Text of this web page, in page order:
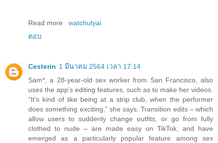
Read more watchutyai
ตอบ
Cesterin 1 มีนาคม 2564 เวลา 17:14
Sam*, a 28-year-old sex worker from San Francisco, also
uses the app’s editing features, such as to make her videos.
“It’s kind of like being at a strip club, when the performer
does something exciting,” she says. Transition edits – which
allow users to suddenly change outfits, or go from fully
clothed to nude – are made easy on TikTok, and have
emerged as a particularly popular feature among sex